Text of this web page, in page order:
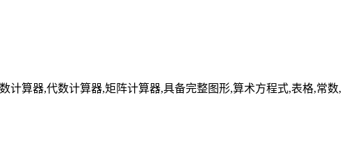
计算器,代数计算器,矩阵计算器,具备完整图形,算术方程式,表格,常数,